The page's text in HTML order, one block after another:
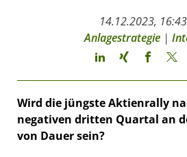
14.12.2023,
Anlagestrategie |
Wird die jüngste Aktienrally
negativen dritten Quartal an
von Dauer sein?